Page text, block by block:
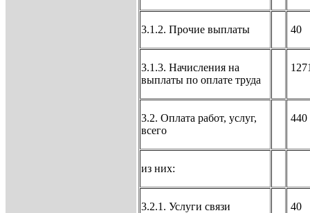
3.1.2. Прочие выплаты 40
3.1.3. Начисления на
выплаты по оплате труда
3.2. Оплата работ, услуг,
всего
440
из них:
3.2.1. Услуги связи 40